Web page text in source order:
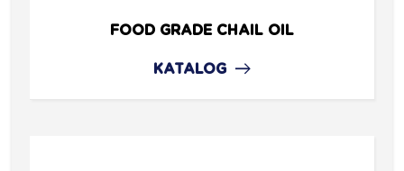
FOOD GRADE CHAIL OIL
KATALOG